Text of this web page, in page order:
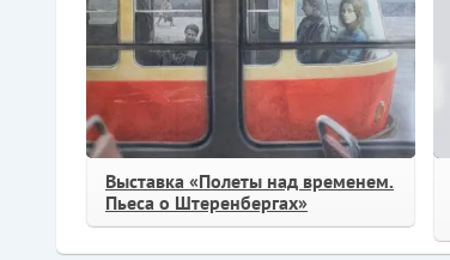
Выставка «Полеты над временем.
Пьеса о Штеренбергах»